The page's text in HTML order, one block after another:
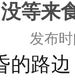
等来
发布
的路